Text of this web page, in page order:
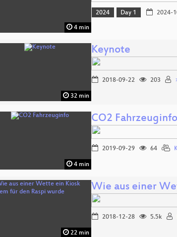
4 min
2024 Day 1 2024-
32 min
Keynote
2018-09-22 203
4 min
CO2 Fahrzeuginfo
2019-09-29 64
22 min
Wie aus einer
2018-12-28 5.5k